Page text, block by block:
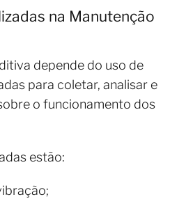
na Manutenção
depende do uso de
para coletar, analisar e
o funcionamento dos
estão: